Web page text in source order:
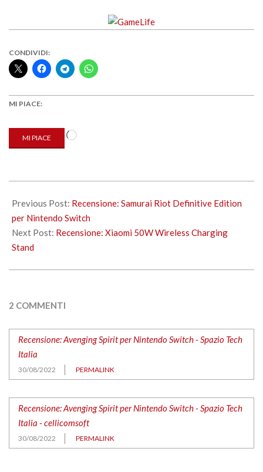
CONDIVIDI:
MI PIACE:
MI PIACE
Caricamento
07-
21
Previous Post: Recensione: Samurai Riot Definitive Edition
per Nintendo Switch
Next Post: Recensione: Xiaomi 50W Wireless Charging
Stand
2 COMMENTI
Recensione: Avenging Spirit per Nintendo Switch - Spazio Tech
Italia
30/08/2022 PERMALINK
Recensione: Avenging Spirit per Nintendo Switch - Spazio Tech
Italia - cellicomsoft
30/08/2022 PERMALINK